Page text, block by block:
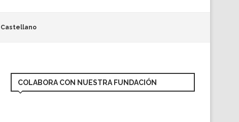
Castellano
COLABORA CON NUESTRA FUNDACIÓN